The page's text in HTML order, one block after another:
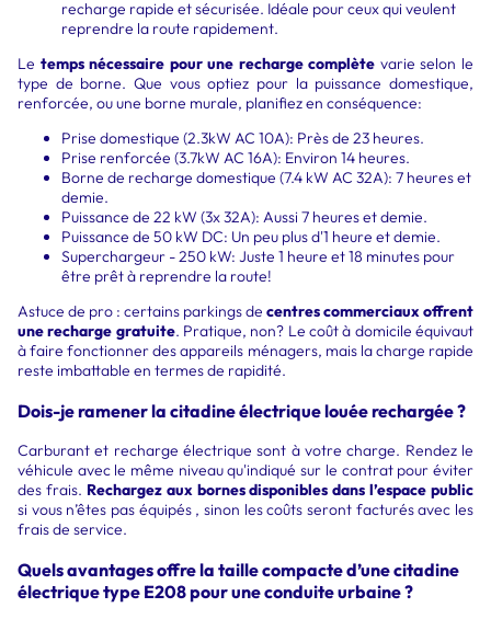
recharge rapide et sécurisée. Idéale pour ceux qui veulent
reprendre la route rapidement.
Le temps nécessaire pour une recharge complète varie selon le
type de borne. Que vous optiez pour la puissance domestique,
renforcée, ou une borne murale, planifiez en conséquence:
Prise domestique (2.3kW AC 10A): Près de 23 heures.
Prise renforcée (3.7kW AC 16A): Environ 14 heures.
Borne de recharge domestique (7.4 kW AC 32A): 7 heures et
demie.
Puissance de 22 kW (3x 32A): Aussi 7 heures et demie.
Puissance de 50 kW DC: Un peu plus d'1 heure et demie.
Superchargeur - 250 kW: Juste 1 heure et 18 minutes pour
être prêt à reprendre la route!
Astuce de pro : certains parkings de centres commerciaux offrent
une recharge gratuite. Pratique, non? Le coût à domicile équivaut
à faire fonctionner des appareils ménagers, mais la charge rapide
reste imbattable en termes de rapidité.
Dois-je ramener la citadine électrique louée rechargée ?
Carburant et recharge électrique sont à votre charge. Rendez le
véhicule avec le même niveau qu'indiqué sur le contrat pour éviter
des frais. Rechargez aux bornes disponibles dans l’espace public
si vous n’êtes pas équipés , sinon les coûts seront facturés avec les
frais de service.
Quels avantages offre la taille compacte d’une citadine
électrique type E208 pour une conduite urbaine ?